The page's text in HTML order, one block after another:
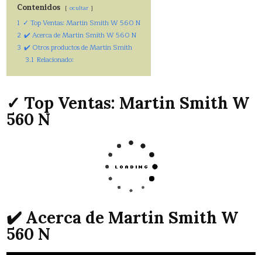
Contenidos ocultar
1 ✓ Top Ventas: Martin Smith W 560 N
2 ✔️ Acerca de Martin Smith W 560 N
3 ✔️ Otros productos de Martin Smith
3.1 Relacionado:
✓ Top Ventas: Martin Smith W
560 N
✔️ Acerca de Martin Smith W
560 N